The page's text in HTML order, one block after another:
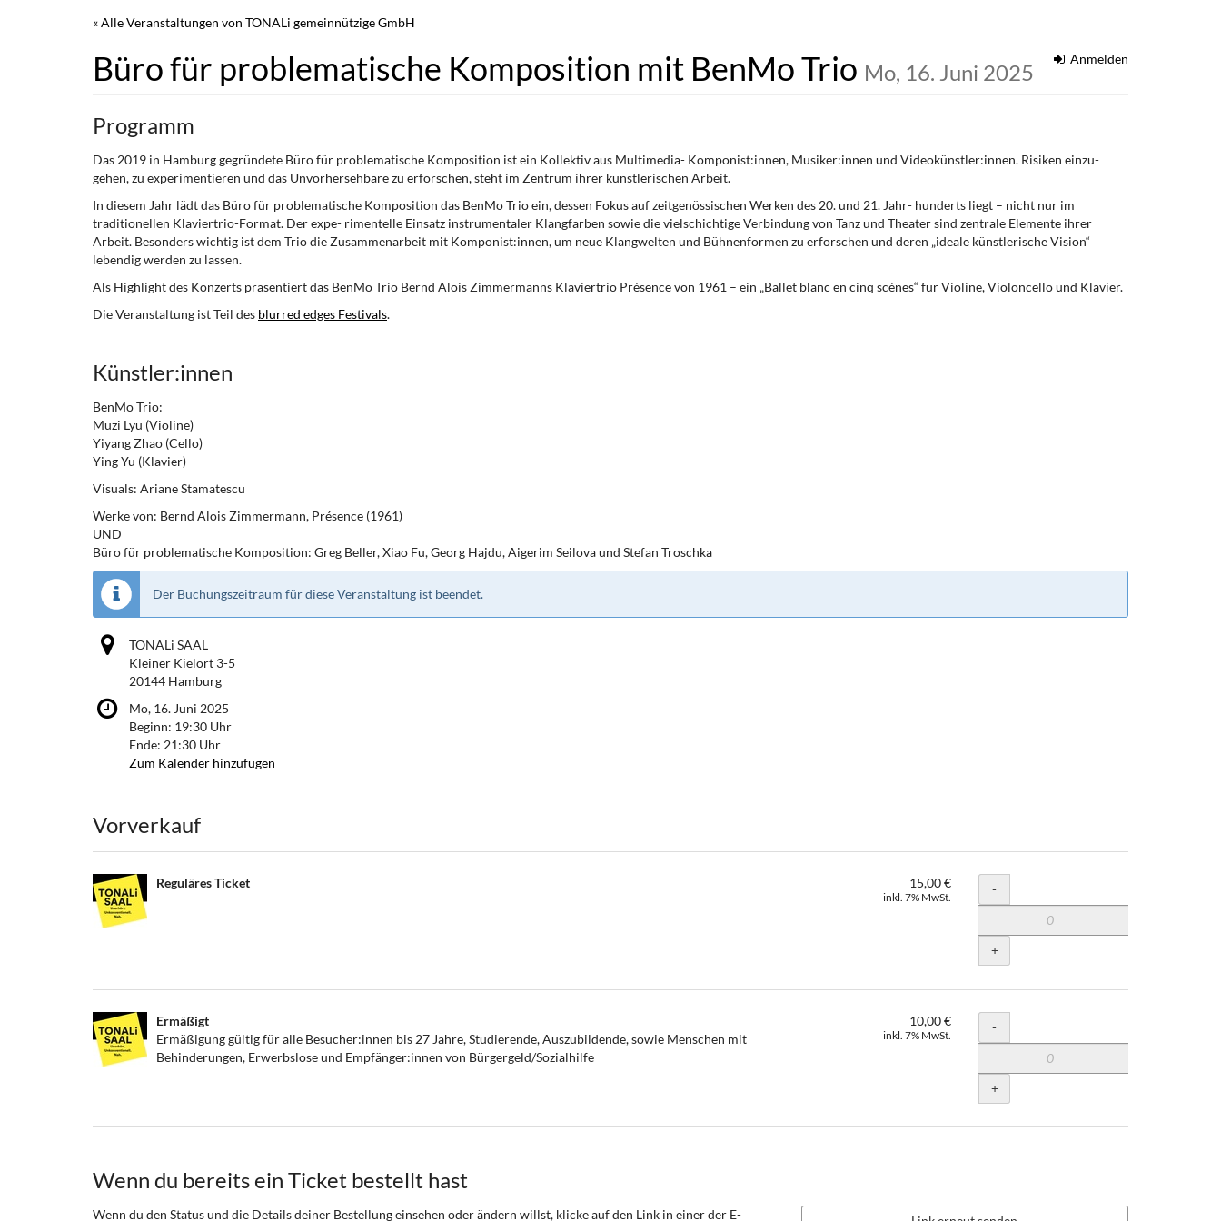
« Alle Veranstaltungen von TONALi gemeinnützige GmbH
Büro für problematische Komposition mit BenMo Trio Mo, 16. Juni 2025
Anmelden
Programm
Das 2019 in Hamburg gegründete Büro für problematische Komposition ist ein Kollektiv aus Multimedia- Komponist:innen, Musiker:innen und Videokünstler:innen. Risiken einzu-
gehen, zu experimentieren und das Unvorhersehbare zu erforschen, steht im Zentrum ihrer künstlerischen Arbeit.
In diesem Jahr lädt das Büro für problematische Komposition das BenMo Trio ein, dessen Fokus auf zeitgenössischen Werken des 20. und 21. Jahr- hunderts liegt – nicht nur im
traditionellen Klaviertrio-Format. Der expe- rimentelle Einsatz instrumentaler Klangfarben sowie die vielschichtige Verbindung von Tanz und Theater sind zentrale Elemente ihrer
Arbeit. Besonders wichtig ist dem Trio die Zusammenarbeit mit Komponist:innen, um neue Klangwelten und Bühnenformen zu erforschen und deren „ideale künstlerische Vision“
lebendig werden zu lassen.
Als Highlight des Konzerts präsentiert das BenMo Trio Bernd Alois Zimmermanns Klaviertrio Présence von 1961 – ein „Ballet blanc en cinq scènes“ für Violine, Violoncello und Klavier.
Die Veranstaltung ist Teil des blurred edges Festivals.
Künstler:innen
BenMo Trio:
Muzi Lyu (Violine)
Yiyang Zhao (Cello)
Ying Yu (Klavier)
Visuals: Ariane Stamatescu
Werke von: Bernd Alois Zimmermann, Présence (1961)
UND
Büro für problematische Komposition: Greg Beller, Xiao Fu, Georg Hajdu, Aigerim Seilova und Stefan Troschka
Der Buchungszeitraum für diese Veranstaltung ist beendet.
TONALi SAAL
Kleiner Kielort 3-5
20144 Hamburg
Mo, 16. Juni 2025
Beginn: 19:30 Uhr
Ende: 21:30 Uhr
Zum Kalender hinzufügen
Produkte
Vorverkauf
Reguläres Ticket 15,00 €
inkl. 7% MwSt. Menge
-
+
Ermäßigt
Ermäßigung gültig für alle Besucher:innen bis 27 Jahre, Studierende, Auszubildende, sowie Menschen mit
Behinderungen, Erwerbslose und Empfänger:innen von Bürgergeld/Sozialhilfe
10,00 €
inkl. 7% MwSt. Menge
-
+
Wenn du bereits ein Ticket bestellt hast
Wenn du den Status und die Details deiner Bestellung einsehen oder ändern willst, klicke auf den Link in einer der E-